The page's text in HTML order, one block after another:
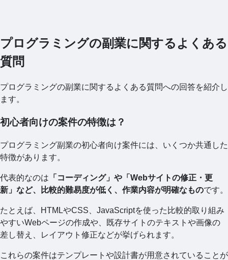
プログラミングの副業に関するよくある
質問
プログラミングの副業に関するよくある質問への回答を紹介し
ます。
初心者向けの案件の特徴は？
プログラミング副業の初心者向け案件には、いくつか共通した
特徴があります。
代表的なのは 「コーディング」や「Webサイトの修正・更
新」など、比較的難易度が低く、作業内容が明確なものです。
たとえば、HTMLやCSS、JavaScriptを使った比較的取り組み
やすいWebページの作成や、既存サイトのテキストや画像の
差し替え、レイアウト修正などが挙げられます。
これらの案件はテンプレートや設計書が用意されていることが